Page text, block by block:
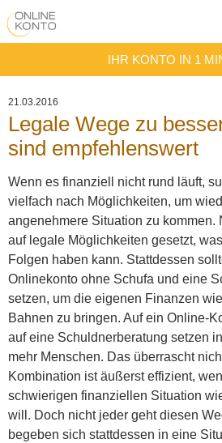
IHR KONTO IN 1
21.03.2016
Legale Wege zu
sind empfehlenswert
Wenn es finanziell nicht rund läuft,
vielfach nach Möglichkeiten, um
angenehmere Situation zu kommen.
auf legale Möglichkeiten gesetzt,
Folgen haben kann. Stattdessen
Onlinekonto ohne Schufa und eine
setzen, um die eigenen Finanzen
Bahnen zu bringen. Auf ein Online-
auf eine Schuldnerberatung setzen
mehr Menschen. Das überrascht
Kombination ist äußerst effizient,
schwierigen finanziellen Situation
will. Doch nicht jeder geht diesen
begeben sich stattdessen in eine